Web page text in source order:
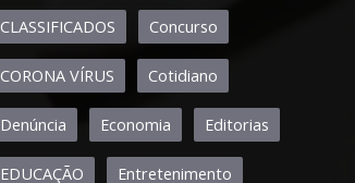
CLASSIFICADOS Concurso
CORONA VÍRUS Cotidiano
Denúncia Economia Editorias
EDUCAÇÃO Entretenimento